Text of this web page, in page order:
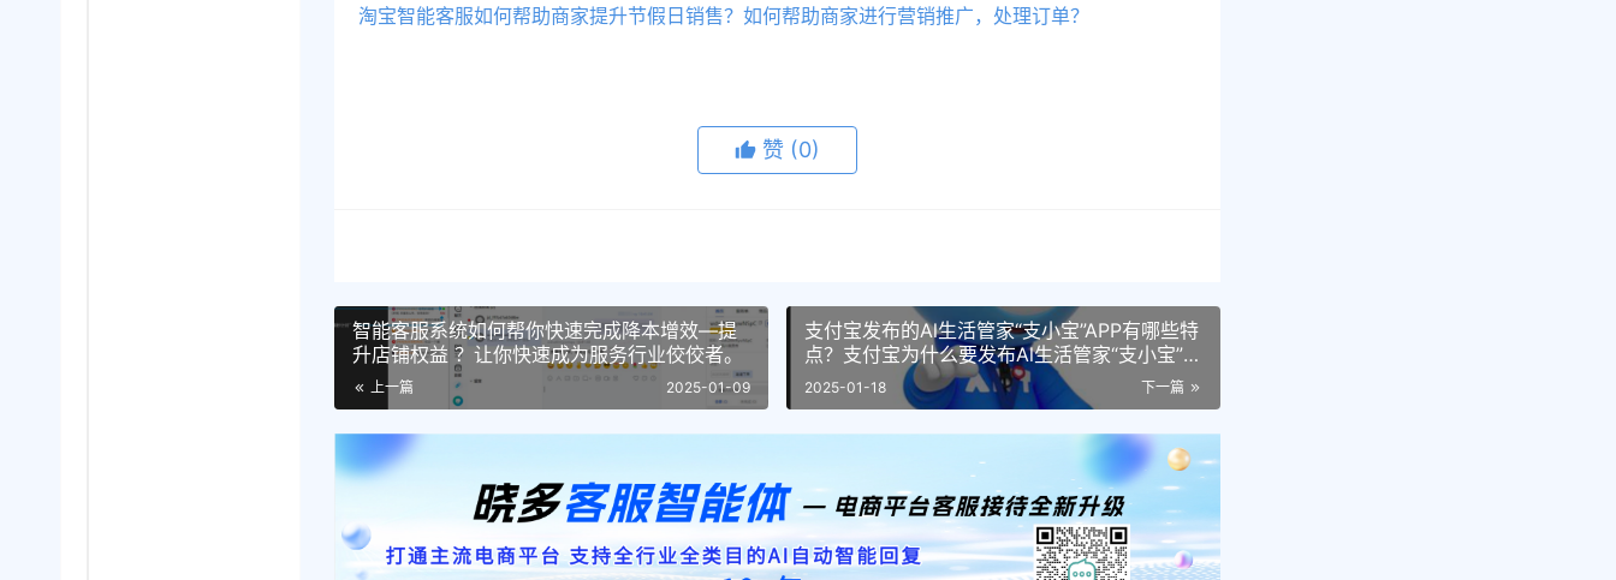
淘宝智能客服如何帮助商家提升节假日销售？如何帮助商家进行营销推广，处理订单？
赞 (0)
智能客服系统如何帮你快速完成降本增效—提
升店铺权益 ？让你快速成为服务行业佼佼者。
上一篇 2025-01-09
支付宝发布的Al生活管家“支小宝”APP有哪些特
点？支付宝为什么要发布Al生活管家“支小宝”
APP？
下一篇
2025-01-18